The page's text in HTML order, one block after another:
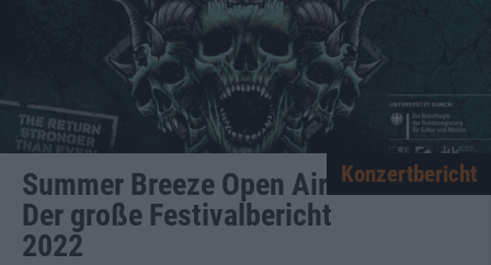
Summer Breeze Open Air
Der große Festivalbericht
2022
Konzertbericht